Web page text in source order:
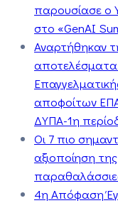
παρουσίασε ο
στο «GenAI
Αναρτήθηκαν
αποτελέσματα
αποφοίτων
ΔΥΠΑ-1η
Οι 7 πιο
αξιοποίηση
4η Απόφαση